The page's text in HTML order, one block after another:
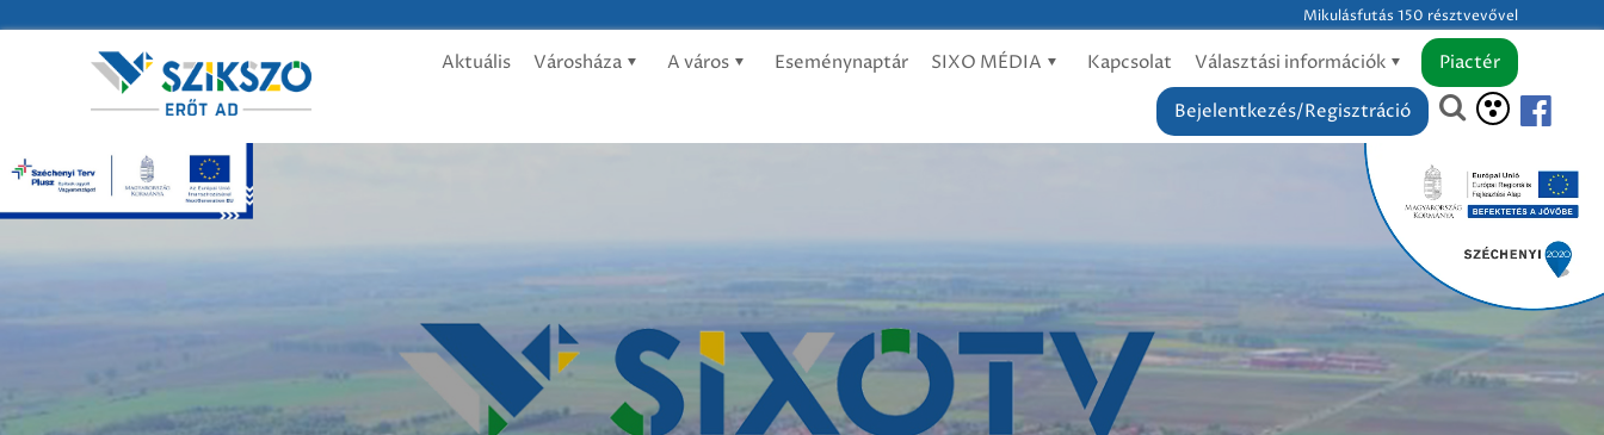
Mikulásfutás 150 résztvevővel
Aktuális Városháza A város Eseménynaptár SIXO MÉDIA Kapcsolat Választási információk
Piactér
Bejelentkezés/Regisztráció